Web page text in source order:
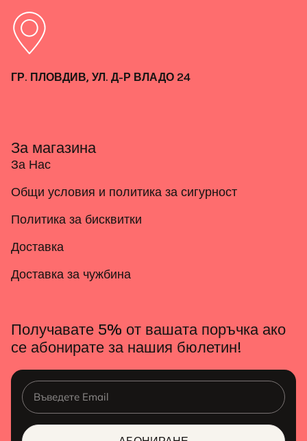
ГР. ПЛОВДИВ, УЛ. Д-Р ВЛАДО 24
За магазина
За Нас
Общи условия и политика за сигурност
Политика за бисквитки
Доставка
Доставка за чужбина
Получавате 5% от вашата поръчка ако
се абонирате за нашия бюлетин!